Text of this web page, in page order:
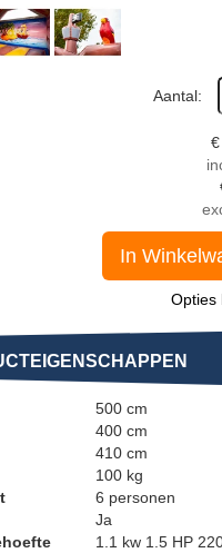
Aantal:
€
In
Opties
500 cm
400 cm
410 cm
100 kg
6 personen
Ja
1.1 kw 1.5 HP